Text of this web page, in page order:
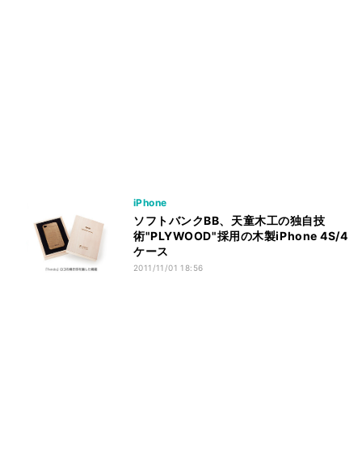
iPhone
ソフトバンクBB、天童木工の独自技
術"PLYWOOD"採用の木製iPhone 4S/4
ケース
2011/11/01 18:56